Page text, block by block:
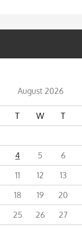
August 2026
T W T
4 5 6
11 12 13
18 19 20
25 26 27